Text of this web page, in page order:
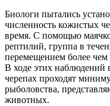
Биологи пытались
численность кожистых
время. С помощью
рептилий, группа в
перемещением более
В ходе этих наблюдений
черепах проходят
рыболовства,
животных.